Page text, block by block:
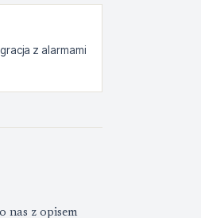
z alarmami
nas z opisem